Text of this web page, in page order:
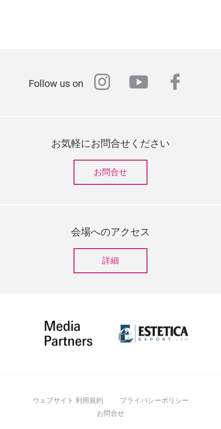
Follow us on instagram
youtube
お気軽にお問合せください
お問合せ
会場へのアクセス
詳細
ウェブサイト 利用規約
プライバシーポリシー
お問合せ